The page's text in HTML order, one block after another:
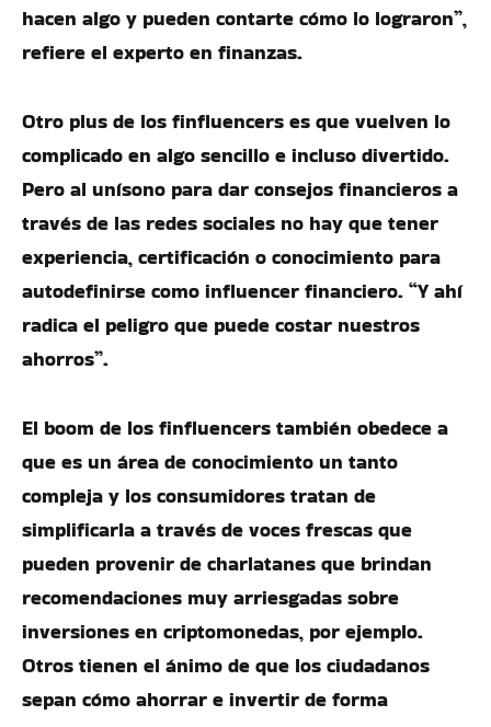
hacen algo y pueden contarte cómo lo lograron”,
refiere el experto en finanzas.
Otro plus de los finfluencers es que vuelven lo
complicado en algo sencillo e incluso divertido.
Pero al unísono para dar consejos financieros a
través de las redes sociales no hay que tener
experiencia, certificación o conocimiento para
autodefinirse como influencer financiero. “Y ahí
radica el peligro que puede costar nuestros
ahorros”.
El boom de los finfluencers también obedece a
que es un área de conocimiento un tanto
compleja y los consumidores tratan de
simplificarla a través de voces frescas que
pueden provenir de charlatanes que brindan
recomendaciones muy arriesgadas sobre
inversiones en criptomonedas, por ejemplo.
Otros tienen el ánimo de que los ciudadanos
sepan cómo ahorrar e invertir de forma